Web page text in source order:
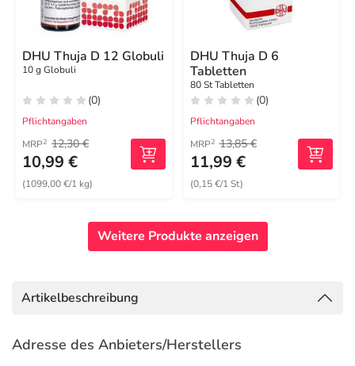
DHU Thuja D 12 Globuli
10 g Globuli
(0)
Pflichtangaben
MRP2 12,30 €
10,99 €
(1099,00 €/1 kg)
DHU Thuja D 6
Tabletten
80 St Tabletten
(0)
Pflichtangaben
MRP2 13,85 €
11,99 €
(0,15 €/1 St)
Weitere Produkte anzeigen
Artikelbeschreibung
Adresse des Anbieters/Herstellers